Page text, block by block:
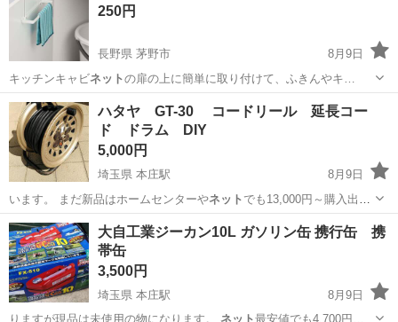
250円
長野県 茅野市
8月9日
キッチンキャビネットの扉の上に簡単に取り付けて、ふきんやキ…
長野 茅野市 家庭用品
ハタヤ GT-30 コードリール 延長コー
ド ドラム DIY
5,000円
埼玉県 本庄駅
8月9日
います。 まだ新品はホームセンターやネット でも13,000円～購入出来
ますので中…
埼玉 本庄市 本庄駅 ハタヤ
大自工業ジーカン10L ガソリン缶 携行缶 携
帯缶
3,500円
埼玉県 本庄駅
8月9日
りますが現品は未使用の物になります。 ネット最安値でも4,700円位